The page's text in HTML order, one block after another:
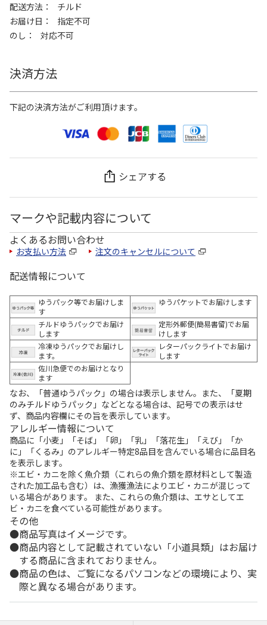
配送方法
チルド
お届け日
指定不可
のし
対応不可
決済方法
下記の決済方法がご利用頂けます。
シェアする
マークや記載内容について
よくあるお問い合わせ
お支払い方法 注文のキャンセルについて
配送情報について
ゆうパック等でお届けしま
す
ゆうパケットでお届けします
チルドゆうパックでお届け
します
定形外郵便(簡易書留)でお届
けします
冷凍ゆうパックでお届けし
ます。
レターパックライトでお届け
します
佐川急便でのお届けとなり
ます
なお、「普通ゆうパック」の場合は表示しません。また、「夏期
のみチルドゆうパック」などとなる場合は、記号での表示はせ
ず、商品内容欄にその旨を表示しています。
アレルギー情報について
商品に「小麦」「そば」「卵」「乳」「落花生」「えび」「か
に」「くるみ」のアレルギー特定8品目を含んでいる場合に品目名
を表示します。
※エビ・カニを除く魚介類（これらの魚介類を原材料として製造
された加工品も含む）は、漁獲漁法によりエビ・カニが混じって
いる場合があります。 また、これらの魚介類は、エサとしてエ
ビ・カニを食べている可能性があります。
その他
商品写真はイメージです。
商品内容として記載されていない「小道具類」はお届け
する商品に含まれておりません。
商品の色は、ご覧になるパソコンなどの環境により、実
際と異なる場合があります。